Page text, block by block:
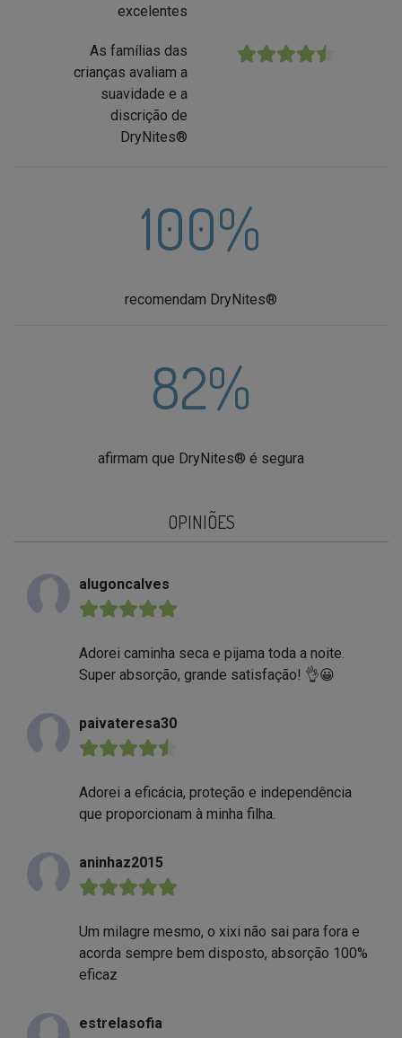
excelentes
As famílias das
crianças avaliam a
suavidade e a
discrição de
DryNites®
★★★★★
100%
recomendam DryNites®
82%
afirmam que DryNites® é segura
OPINIÕES
alugoncalves
★★★★★
Adorei caminha seca e pijama toda a noite.
Super absorção, grande satisfação! 👌😀
paivateresa30
★★★★★
Adorei a eficácia, proteção e independência
que proporcionam à minha filha.
aninhaz2015
★★★★★
Um milagre mesmo, o xixi não sai para fora e
acorda sempre bem disposto, absorção 100%
eficaz
estrelasofia